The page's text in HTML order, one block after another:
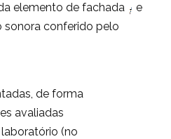
elemento de fachada
e
sonora conferido pelo
de forma
avaliadas
(no